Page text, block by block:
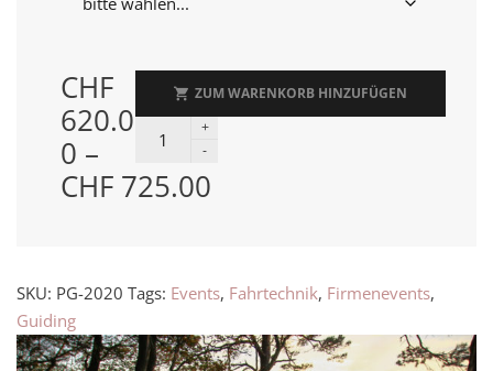
ZUM WARENKORB HINZUFÜGEN
Tagesansätze für Events und Guidings quantity
CHF
620.0
0 –
CHF 725.00
CHF 725.00
SKU: PG-2020 Tags: Events, Fahrtechnik, Firmenevents,
Guiding